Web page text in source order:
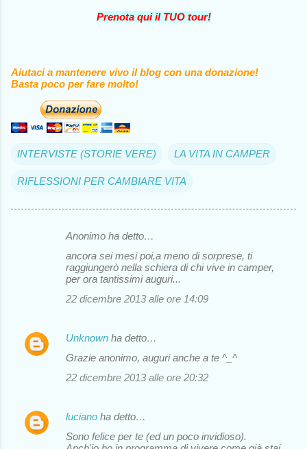
Prenota qui il TUO tour!
Aiutaci a mantenere vivo il blog con una donazione!
Basta poco per fare molto!
INTERVISTE (STORIE VERE) LA VITA IN CAMPER
RIFLESSIONI PER CAMBIARE VITA
n
Anonimo ha detto…
ancora sei mesi poi,a meno di sorprese, ti
raggiungerò nella schiera di chi vive in camper,
per ora tantissimi auguri...
22 dicembre 2013 alle ore 14:09
Unknown ha detto…
Grazie anonimo, auguri anche a te ^_^
22 dicembre 2013 alle ore 20:32
luciano ha detto…
Sono felice per te (ed un poco invidioso).